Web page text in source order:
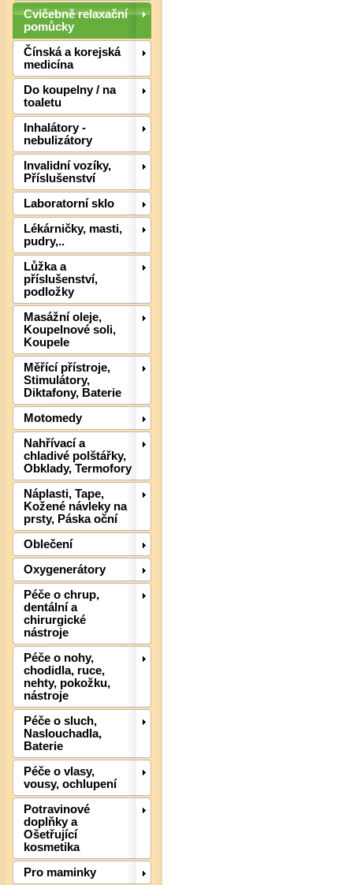
Cvičebně relaxační
pomůcky
Čínská a korejská
medicína
Do koupelny / na
toaletu
Inhalátory -
nebulizátory
Invalidní vozíky,
Příslušenství
Laboratorní sklo
Lékárničky, masti,
pudry,..
Lůžka a
příslušenství,
podložky
Masážní oleje,
Koupelnové soli,
Koupele
Měřící přístroje,
Stimulátory,
Diktafony, Baterie
Motomedy
Nahřívací a
chladivé polštářky,
Obklady, Termofory
Náplasti, Tape,
Kožené návleky na
prsty, Páska oční
Oblečení
Oxygenerátory
Péče o chrup,
dentální a
chirurgické
nástroje
Péče o nohy,
chodidla, ruce,
nehty, pokožku,
nástroje
Péče o sluch,
Naslouchadla,
Baterie
Péče o vlasy,
vousy, ochlupení
Potravinové
doplňky a
Ošetřující
kosmetika
Pro maminky